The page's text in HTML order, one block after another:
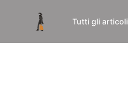
Tutti gli articoli